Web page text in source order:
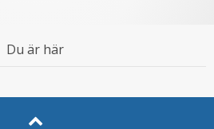
Du är här